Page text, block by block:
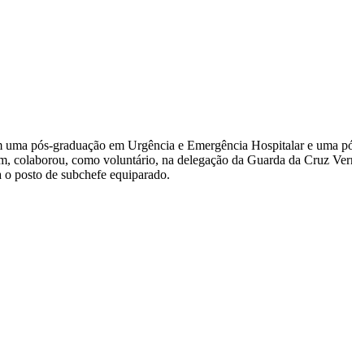
pós-graduação em Urgência e Emergência Hospitalar e uma
colaborou, como voluntário, na delegação da Guarda da Cruz
posto de subchefe equiparado.